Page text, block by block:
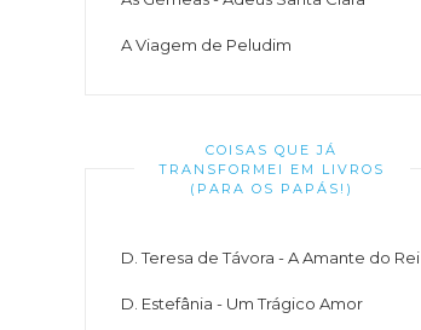
A Viagem de Peludim
COISAS QUE JÁ
TRANSFORMEI EM LIVROS
(PARA OS PAPÁS!)
D. Teresa de Távora - A Amante do Rei
D. Estefânia - Um Trágico Amor